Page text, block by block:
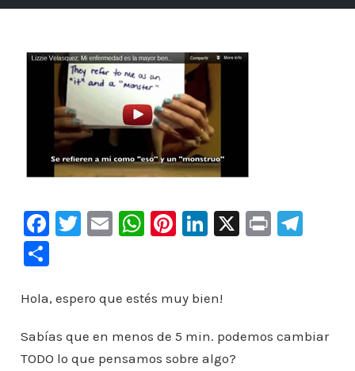
F
a
c
e
o
T
er
E
l
W
s
p
Pi
e
st
Li
e
n
X Pr Te
m
C
m
p
ar
Hola, espero que estés muy bien!
Sabías que en menos de 5 min. podemos cambiar
TODO lo que pensamos sobre algo?